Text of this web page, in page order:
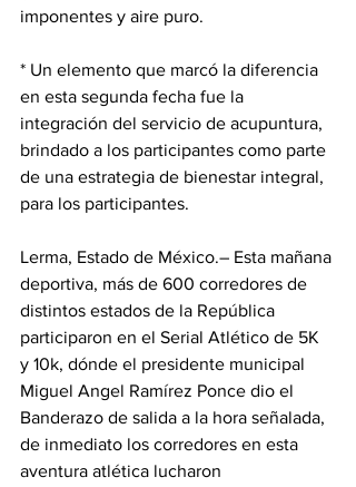
imponentes y aire puro.
* Un elemento que marcó la diferencia
en esta segunda fecha fue la
integración del servicio de acupuntura,
brindado a los participantes como parte
de una estrategia de bienestar integral,
para los participantes.
Lerma, Estado de México.– Esta mañana
deportiva, más de 600 corredores de
distintos estados de la República
participaron en el Serial Atlético de 5K
y 10k, dónde el presidente municipal
Miguel Angel Ramírez Ponce dio el
Banderazo de salida a la hora señalada,
de inmediato los corredores en esta
aventura atlética lucharon